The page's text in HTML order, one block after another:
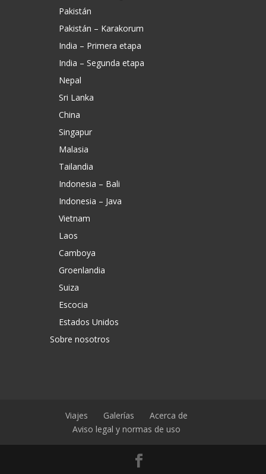
Pakistán
Pakistán – Karakorum
India – Primera etapa
India – Segunda etapa
Nepal
Sri Lanka
China
Singapur
Malasia
Tailandia
Indonesia – Bali
Indonesia – Java
Vietnam
Laos
Camboya
Groenlandia
Suiza
Escocia
Estados Unidos
Sobre nosotros
Viajes Galerías
Acerca de
Aviso legal y normas de uso